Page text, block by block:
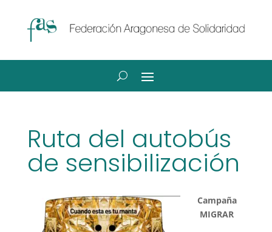
Ruta del autobús
de sensibilización
Campaña
MIGRAR